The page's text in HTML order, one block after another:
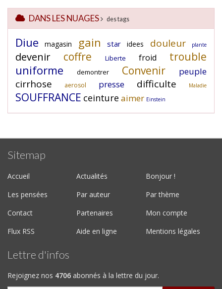
DANS LES NUAGES des tags
Diue magasin gain star idees douleur plante
devenir coffre Liberte froid trouble
uniforme demontrer Convenir peuple
cirrhose aerosol presse difficulte Maladie
SOUFFRANCE ceinture aimer Einstein
Sitemap
Accueil Actualités
Bonjour !
Les pensées
Par auteur
Par thème
Contact
Partenaires
Mon compte
Flux RSS
Aide en ligne Mentions légales
Lettre d'infos
Rejoignez nos 4706 abonnés à la lettre du jour.